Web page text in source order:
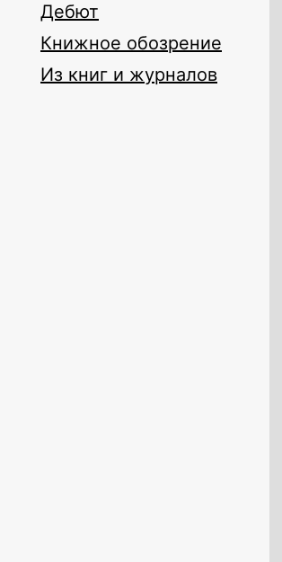
Дебют
Книжное обозрение
Из книг и журналов